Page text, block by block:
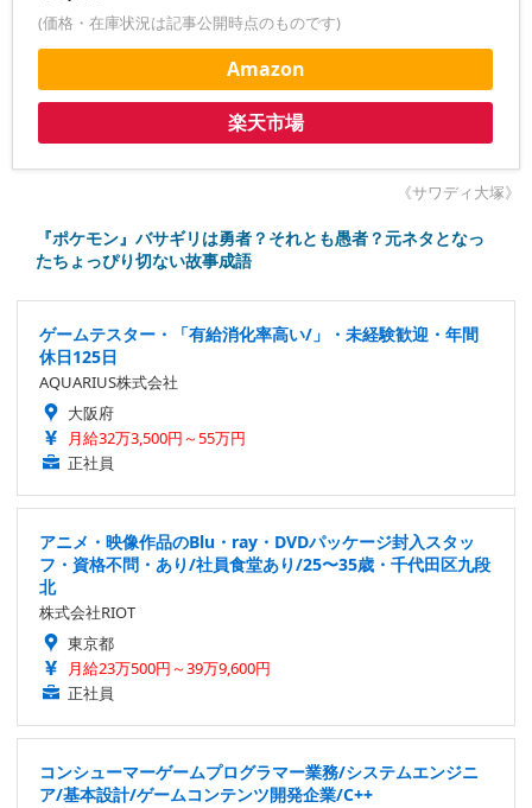
(価格・在庫状況は記事公開時点のものです)
Amazon
楽天市場
《サワディ大塚》
『ポケモン』バサギリは勇者？それとも愚者？元ネタとなっ
たちょっぴり切ない故事成語
ゲームテスター・「有給消化率高い/」・未経験歓迎・年間
休日125日
AQUARIUS株式会社
大阪府
月給32万3,500円～55万円
正社員
アニメ・映像作品のBlu・ray・DVDパッケージ封入スタッ
フ・資格不問・あり/社員食堂あり/25〜35歳・千代田区九段
北
株式会社RIOT
東京都
月給23万500円～39万9,600円
正社員
コンシューマーゲームプログラマー業務/システムエンジニ
ア/基本設計/ゲームコンテンツ開発企業/C++